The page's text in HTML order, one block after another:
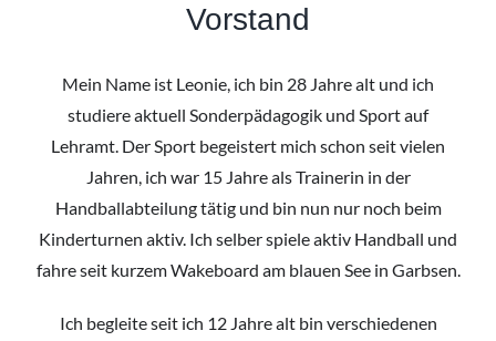
Vorstand
Mein Name ist Leonie, ich bin 28 Jahre alt und ich
studiere aktuell Sonderpädagogik und Sport auf
Lehramt. Der Sport begeistert mich schon seit vielen
Jahren, ich war 15 Jahre als Trainerin in der
Handballabteilung tätig und bin nun nur noch beim
Kinderturnen aktiv. Ich selber spiele aktiv Handball und
fahre seit kurzem Wakeboard am blauen See in Garbsen.
Ich begleite seit ich 12 Jahre alt bin verschiedenen